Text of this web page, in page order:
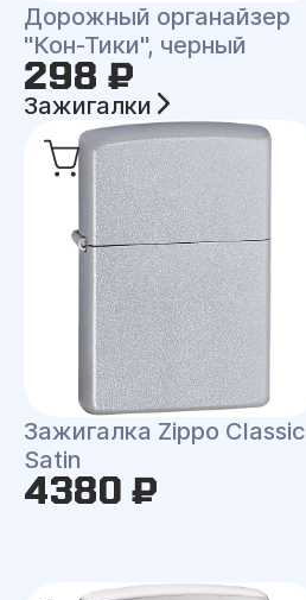
Дорожный органайзер
"Кон-Тики", черный
298 ₽
Зажигалки
Зажигалка Zippo Classic
Satin
4380 ₽